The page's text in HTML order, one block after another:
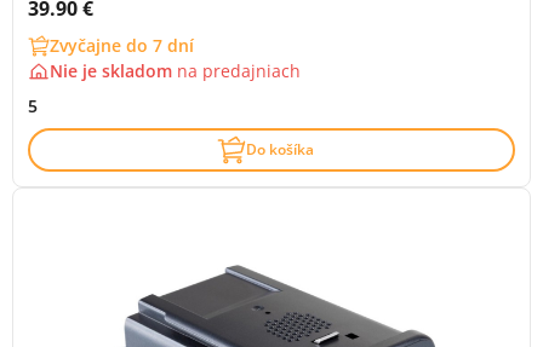
Cena s DPH:
39.90 €
Zvyčajne do 7 dní
Nie je skladom na predajniach
5
Do košíka